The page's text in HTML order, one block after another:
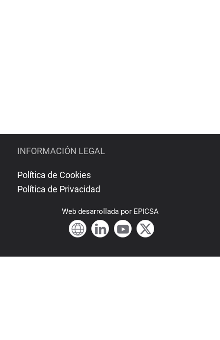
INFORMACIÓN LEGAL
Política de Cookies
Política de Privacidad
Webdesarrollada por EPICSA